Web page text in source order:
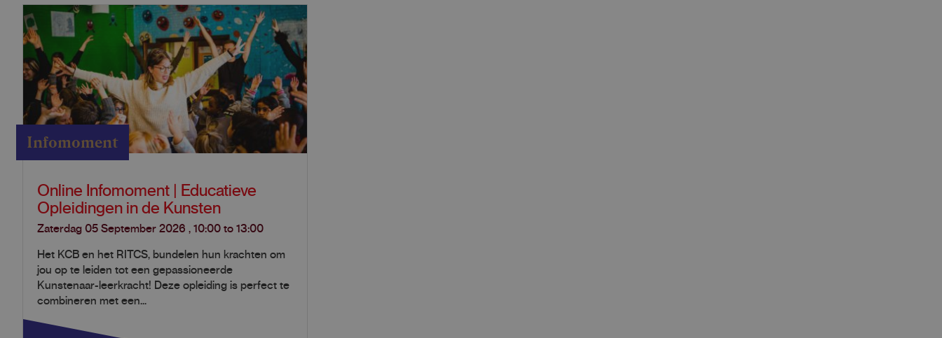
Infomoment
Online Infomoment | Educatieve
Opleidingen in de Kunsten
Zaterdag 05 September 2026 , 10:00 to 13:00
Het KCB en het RITCS, bundelen hun krachten om
jou op te leiden tot een gepassioneerde
Kunstenaar-leerkracht! Deze opleiding is perfect te
combineren met een...